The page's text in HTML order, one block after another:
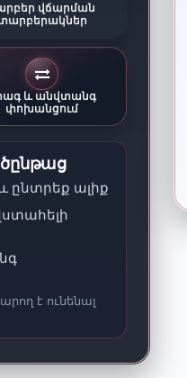
վճարման
և անվտանգ
փոխանցում
ընտրեք ալիք
է ունենալ